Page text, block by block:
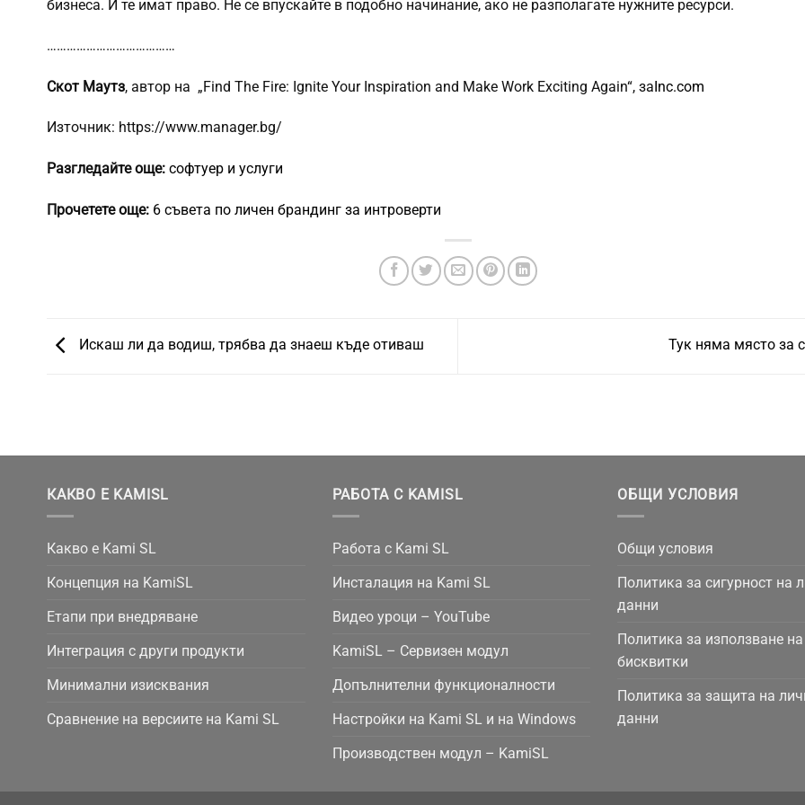
бизнеса. И те имат право. Не се впускайте в подобно начинание, ако не разполагате нужните ресурси.
…………………………………
Скот Маутз, автор на „Find The Fire: Ignite Your Inspiration and Make Work Exciting Again“, заInc.com
Източник: https://www.manager.bg/
Разгледайте още: софтуер и услуги
Прочетете още: 6 съвета по личен брандинг за интроверти
Искаш ли да водиш, трябва да знаеш къде отиваш Тук няма място за
КАКВО Е KAMISL
Какво е Kami SL
Концепция на KamiSL
Етапи при внедряване
Интеграция с други продукти
Минимални изисквания
Сравнение на версиите на Kami SL
РАБОТА С KAMISL
Работа с Kami SL
Инсталация на Kami SL
Видео уроци – YouTube
KamiSL – Сервизен модул
Допълнителни функционалности
Настройки на Kami SL и на Windows
Производствен модул – KamiSL
ОБЩИ УСЛОВИЯ
Общи условия
Политика за сигурност на
данни
Политика за използване на
бисквитки
Политика за защита на
данни